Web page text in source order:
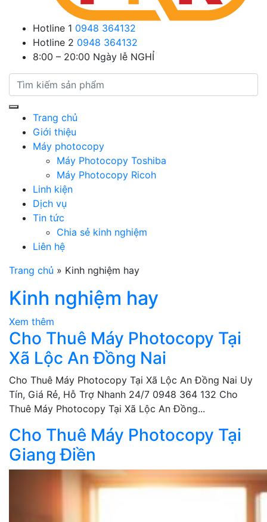
Hotline 1 0948 364132
Hotline 2 0948 364132
8:00 – 20:00 Ngày lễ NGHỈ
Trang chủ
Giới thiệu
Máy photocopy
Máy Photocopy Toshiba
Máy Photocopy Ricoh
Linh kiện
Dịch vụ
Tin tức
Chia sẻ kinh nghiệm
Liên hệ
Trang chủ » Kinh nghiệm hay
Kinh nghiệm hay
Xem thêm
Cho Thuê Máy Photocopy Tại
Xã Lộc An Đồng Nai
Cho Thuê Máy Photocopy Tại Xã Lộc An Đồng Nai Uy
Tín, Giá Rẻ, Hỗ Trợ Nhanh 24/7 0948 364 132 Cho
Thuê Máy Photocopy Tại Xã Lộc An Đồng...
Cho Thuê Máy Photocopy Tại
Giang Điền